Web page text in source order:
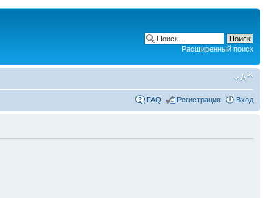
Расширенный поиск
FAQ Регистрация Вход